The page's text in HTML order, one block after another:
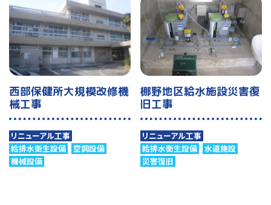
西部保健所大規模改修機
械工事
リニューアル工事
給排水衛生設備
空調設備
機械設備
梛野地区給水施設災害復
旧工事
リニューアル工事
給排水衛生設備
水道施設
災害復旧